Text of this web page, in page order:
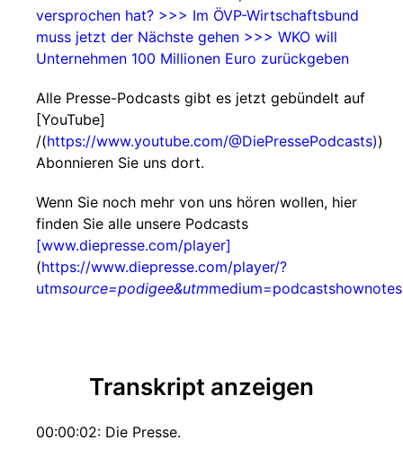
versprochen hat? >>> Im ÖVP-Wirtschaftsbund
muss jetzt der Nächste gehen >>> WKO will
Unternehmen 100 Millionen Euro zurückgeben
Alle Presse-Podcasts gibt es jetzt gebündelt auf
[YouTube]
/(https://www.youtube.com/@DiePressePodcasts))
Abonnieren Sie uns dort.
Wenn Sie noch mehr von uns hören wollen, hier
finden Sie alle unsere Podcasts
[www.diepresse.com/player]
(https://www.diepresse.com/player/?
utmsource=podigee&utm
Transkript anzeigen
00:00:02: Die Presse.